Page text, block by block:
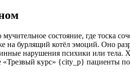
состояние, где тоска
на бурлящий котёл эмоций. Оно
нарушения психики или
«Трезвый курс» {city_p} пациенты